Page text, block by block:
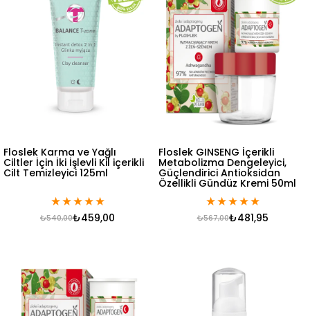
Floslek Karma ve Yağlı
Ciltler İçin İki İşlevli Kil içerikli
Cilt Temizleyici 125ml
★★★★★
₺459,00
₺540,00
Floslek GINSENG İçerikli
Metabolizma Dengeleyici,
Güçlendirici Antioksidan
Özellikli Gündüz Kremi 50ml
★★★★★
₺481,95
₺567,00